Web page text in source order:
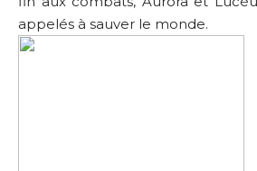
appelés à sauver le monde.